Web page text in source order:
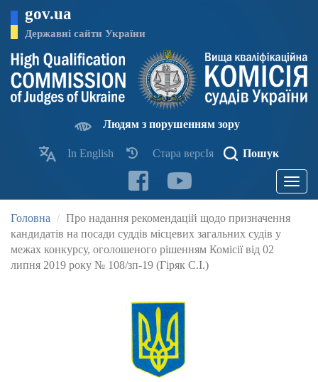
основного
матеріалу
gov.ua
Державні сайти України
Людям з порушенням зору
In English Стара версІя Пошук
Toggle
Головна
Про надання рекомендацій щодо призначення
кандидатів на посади суддів місцевих загальних судів у
межах конкурсу, оголошеного рішенням Комісії від 02
липня 2019 року № 108/зп-19 (Гіряк С.І.)